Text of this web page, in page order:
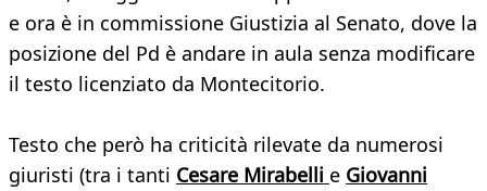
e ora è in commissione Giustizia al Senato, dove la
posizione del Pd è andare in aula senza modificare
il testo licenziato da Montecitorio.
Testo che però ha criticità rilevate da numerosi
giuristi (tra i tanti Cesare Mirabelli e Giovanni